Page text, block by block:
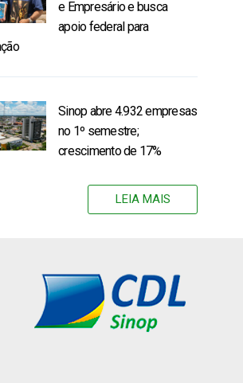
e Empresário e busca
apoio federal para
Sinop abre 4.932 empresas
no 1º semestre;
crescimento de 17%
LEIA MAIS